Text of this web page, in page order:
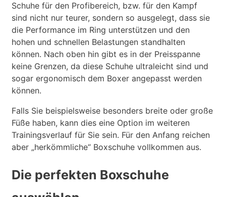
Schuhe für den Profibereich, bzw. für den Kampf
sind nicht nur teurer, sondern so ausgelegt, dass sie
die Performance im Ring unterstützen und den
hohen und schnellen Belastungen standhalten
können. Nach oben hin gibt es in der Preisspanne
keine Grenzen, da diese Schuhe ultraleicht sind und
sogar ergonomisch dem Boxer angepasst werden
können.
Falls Sie beispielsweise besonders breite oder große
Füße haben, kann dies eine Option im weiteren
Trainingsverlauf für Sie sein. Für den Anfang reichen
aber „herkömmliche“ Boxschuhe vollkommen aus.
Die perfekten Boxschuhe